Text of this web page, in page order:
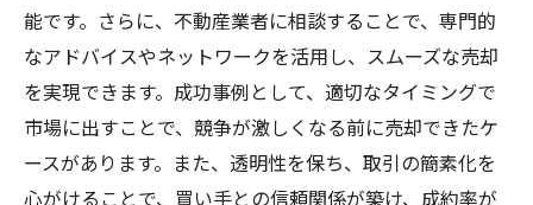
能です。さらに、不動産業者に相談することで、専門的
なアドバイスやネットワークを活用し、スムーズな売却
を実現できます。成功事例として、適切なタイミングで
市場に出すことで、競争が激しくなる前に売却できたケ
ースがあります。また、透明性を保ち、取引の簡素化を
心がけることで、買い手との信頼関係が築け、成約率が